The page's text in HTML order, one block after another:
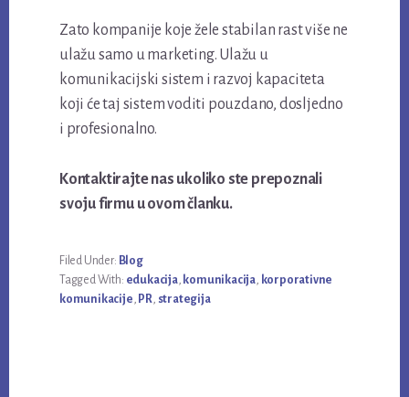
Zato kompanije koje žele stabilan rast više ne
ulažu samo u marketing. Ulažu u
komunikacijski sistem i razvoj kapaciteta
koji će taj sistem voditi pouzdano, dosljedno
i profesionalno.
Kontaktirajte nas ukoliko ste prepoznali
svoju firmu u ovom članku.
Filed Under: Blog
Tagged With: edukacija, komunikacija,
korporativne
komunikacije PR strategija